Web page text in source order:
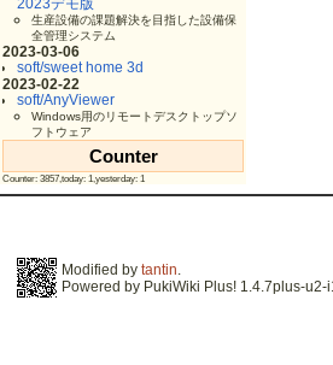
生産設備の課題解決を目指した設備保
全管理システム
2023-03-06
soft/sweet home 3d
2023-02-22
soft/AnyViewer
Windows用のリモートデスクトップソ
フトウェア
Counter
Counter: 3857,today: 1,yesterday: 1
Modified by tantin.
Powered by PukiWiki Plus! 1.4.7plus-